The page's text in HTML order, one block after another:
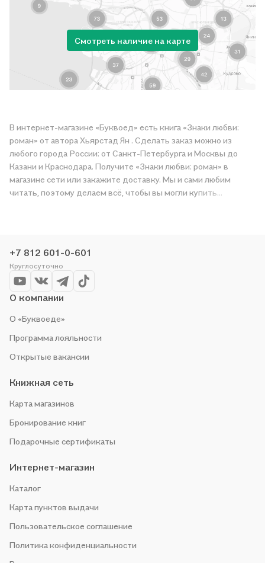
Смотреть наличие на карте
В интернет-магазине «Буквоед» есть книга «Знаки любви:
роман» от автора Хьярстад Ян . Сделать заказ можно из
любого города России: от Санкт-Петербурга и Москвы до
Казани и Краснодара. Получите «Знаки любви: роман» в
магазине сети или закажите доставку. Мы и сами любим
читать, поэтому делаем всё, чтобы вы могли купить
+7 812 601-0-601
Круглосуточно
О компании
О «Буквоеде»
Программа лояльности
Открытые вакансии
Книжная сеть
Карта магазинов
Бронирование книг
Подарочные сертификаты
Интернет-магазин
Каталог
Карта пунктов выдачи
Пользовательское соглашение
Политика конфиденциальности